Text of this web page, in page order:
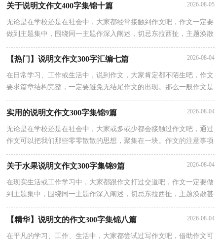
关于说明文作文400字集锦十篇 2026-08-05
无论是在学校还是在社会中，大家都经常接触到作文吧，作文一定要
做到主题集中，围绕同一主题作深入阐述，切忌东拉西扯，主题涣散
【热门】说明文作文300字汇编七篇 2026-08-04
在日常学习、工作或生活中，说到作文，大家肯定都不陌生吧，作文
要求篇章结构完整，一定要避免无结尾作文的出现。那么一般作文是
怎么写的呢？以下是小编为大家收集的说明文作文300字8篇，欢迎大
实用的说明文作文300字集锦9篇 2026-08-04
无论是在学校还是在社会中，大家或多或少都会接触过作文吧，通过
作文可以把我们那些零零散散的思想，聚集在一块。作文的注意事项
关于水果说明文作文300字集锦9篇 2026-08-04
在现实生活或工作学习中，大家都跟作文打过交道吧，作文一定要做
到主题集中，围绕同一主题作深入阐述，切忌东拉西扯，主题涣散甚
至无主题。还是对作文一筹莫展吗？下面是小编帮大家整理的水果说
【精华】说明文的作文300字集锦八篇 2026-08-04
在平凡的学习、工作、生活中，大家都尝试过写作文吧，借助作文可